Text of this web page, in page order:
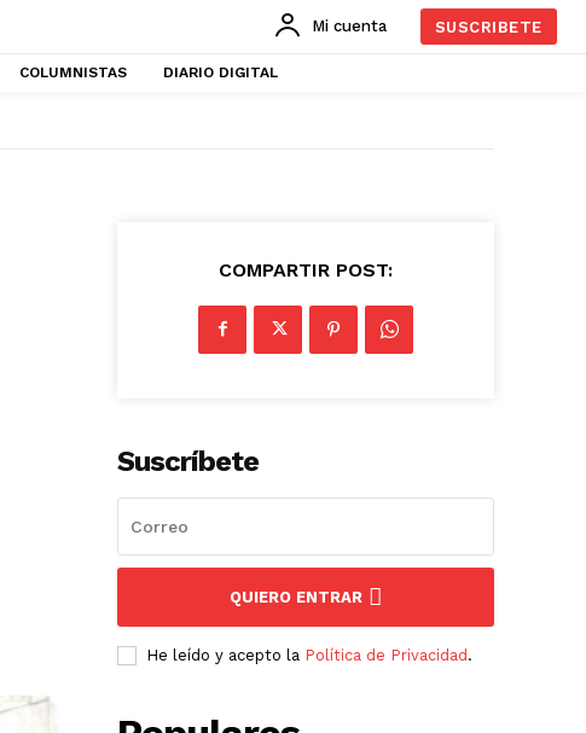
Mi cuenta SUSCRIBETE
COLUMNISTAS DIARIO DIGITAL
COMPARTIR POST:
Suscríbete
QUIERO ENTRAR
He leído y acepto la Política de Privacidad .